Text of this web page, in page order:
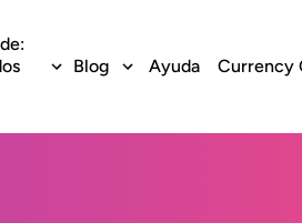
Blog Ayuda Currency